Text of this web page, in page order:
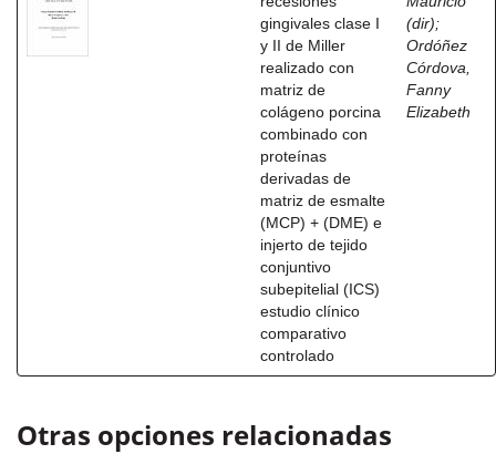
gingivales clase I
y II de Miller
realizado con
matriz de
colágeno porcina
combinado con
proteínas
derivadas de
matriz de esmalte
(MCP) + (DME) e
injerto de tejido
conjuntivo
subepitelial (ICS)
estudio clínico
comparativo
controlado
(dir);
Ordóñez
Córdova,
Fanny
Elizabeth
Otras opciones relacionadas